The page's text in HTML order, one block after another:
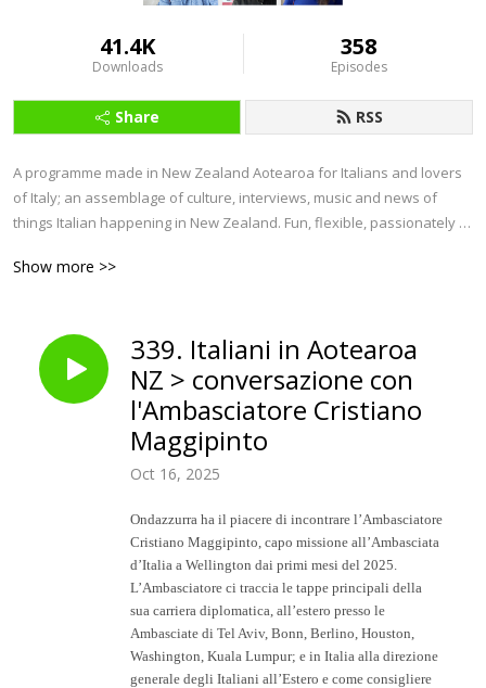
41.4K
Downloads
358
Episodes
Share RSS
A programme made in New Zealand Aotearoa for Italians and lovers
of Italy; an assemblage of culture, interviews, music and news of
things Italian happening in New Zealand. Fun, flexible, passionately
Cooperazione Internazionale.
Ondazzurra is the only podcast programme in Italian produced in
New Zealand.
instagram.com/ondazzurra_nz
facebook.com/ondazzurra.podcast
Show more >>
339. Italiani in Aotearoa
NZ > conversazione con
l'Ambasciatore Cristiano
Maggipinto
Oct 16, 2025
Ondazzurra ha il piacere di incontrare l’Ambasciatore
Cristiano Maggipinto, capo missione all’Ambasciata
d’Italia a Wellington dai primi mesi del 2025.
L’Ambasciatore ci traccia le tappe principali della
sua carriera diplomatica, all’estero presso le
Ambasciate di Tel Aviv, Bonn, Berlino, Houston,
Washington, Kuala Lumpur; e in Italia alla direzione
generale degli Italiani all’Estero e come consigliere